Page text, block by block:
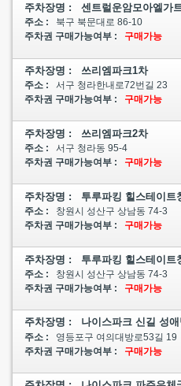
주차장명 : 센트럴운암모아엘가
주소 :
북구 북문대로 86-10
주차권 구매가능여부 :
구매가능
주차장명 : 쓰리엠파크1차
주소 :
서구 청라한내로72번길 23
주차권 구매가능여부 :
구매가능
주차장명 : 쓰리엠파크2차
주소 :
서구 청라동 95-4
주차권 구매가능여부 :
구매가능
주차장명 : 투루파킹 힐스테이트
주소 :
창원시 성산구 상남동 74-3
주차권 구매가능여부 :
구매가능
주차장명 : 투루파킹 힐스테이트
주소 :
창원시 성산구 상남동 74-3
주차권 구매가능여부 :
구매가능
주차장명 : 나이스파크 신길 성
주소 :
영등포구 여의대방로53길 19
주차권 구매가능여부 :
구매가능